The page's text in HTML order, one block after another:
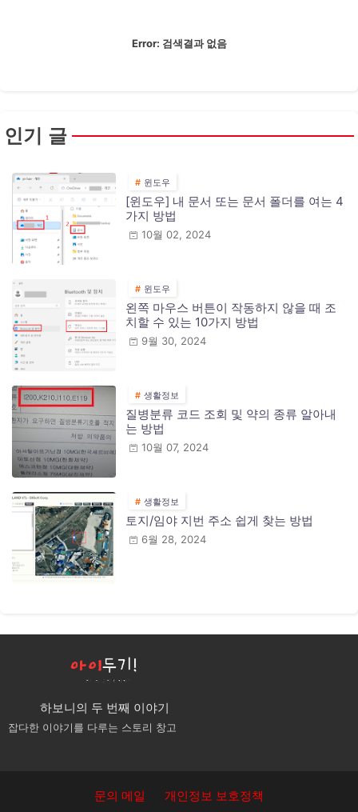
Error: 검색결과 없음
인기 글
윈도우
[윈도우] 내 문서 또는 문서 폴더를 여는 4
가지 방법
10월 02, 2024
윈도우
왼쪽 마우스 버튼이 작동하지 않을 때 조
치할 수 있는 10가지 방법
9월 30, 2024
생활정보
질병분류 코드 조회 및 약의 종류 알아내
는 방법
10월 07, 2024
생활정보
토지/임야 지번 주소 쉽게 찾는 방법
6월 28, 2024
하보니의 두 번째 이야기
잡다한 이야기를 다루는 스토리 창고
문의 메일 개인정보 보호정책